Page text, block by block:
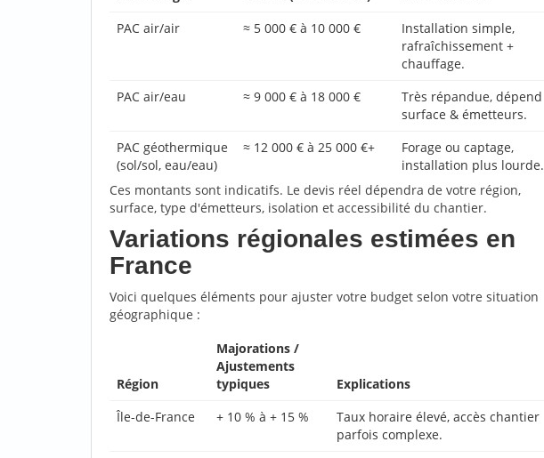
PAC air/air
≈ 5 000 € à 10 000 €
Installation simple,
rafraîchissement +
chauffage.
PAC air/eau
≈ 9 000 € à 18 000 €
Très répandue, dépend
surface & émetteurs.
PAC géothermique
(sol/sol, eau/eau)
≈ 12 000 € à 25 000 €+
Forage ou captage,
installation plus lourde.
Ces montants sont indicatifs. Le devis réel dépendra de votre région,
surface, type d'émetteurs, isolation et accessibilité du chantier.
Variations régionales estimées en
France
Voici quelques éléments pour ajuster votre budget selon votre situation
géographique :
Région
Majorations /
Ajustements
typiques
Explications
Île-de-France
+ 10 % à + 15 %
Taux horaire élevé, accès chantier
parfois complexe.